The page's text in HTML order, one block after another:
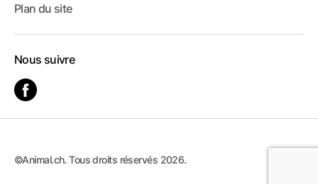
Plan du site
Nous suivre
©Animal.ch. Tous droits réservés 2026.